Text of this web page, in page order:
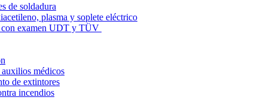
de soldadura
plasma y soplete eléctrico
con examen UDT y TÜV
médicos
de extintores
incendios